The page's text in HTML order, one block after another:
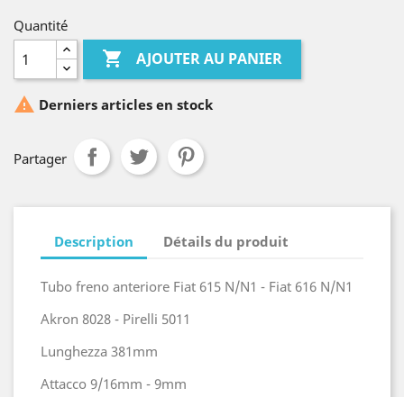
Quantité
 AJOUTER AU PANIER
 Derniers articles en stock
Partager
Description Détails du produit
Tubo freno anteriore Fiat 615 N/N1 - Fiat 616 N/N1
Akron 8028 - Pirelli 5011
Lunghezza 381mm
Attacco 9/16mm - 9mm